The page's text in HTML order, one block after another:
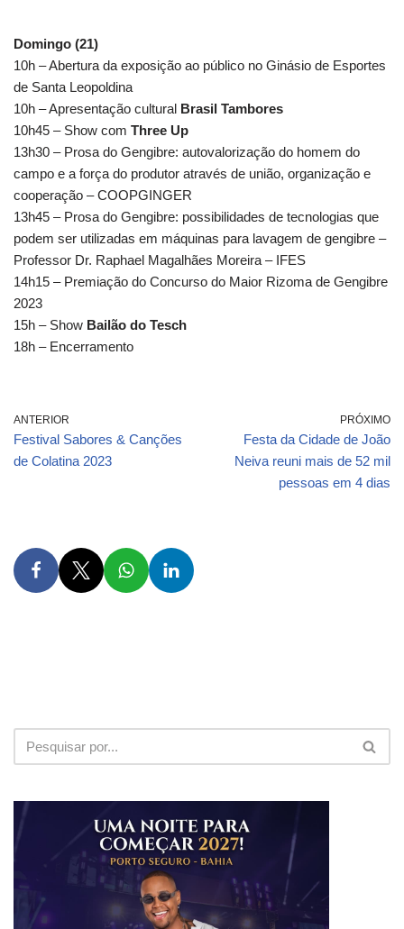
Domingo (21)
10h – Abertura da exposição ao público no Ginásio de Esportes
de Santa Leopoldina
10h – Apresentação cultural Brasil Tambores
10h45 – Show com Three Up
13h30 – Prosa do Gengibre: autovalorização do homem do
campo e a força do produtor através de união, organização e
cooperação – COOPGINGER
13h45 – Prosa do Gengibre: possibilidades de tecnologias que
podem ser utilizadas em máquinas para lavagem de gengibre –
Professor Dr. Raphael Magalhães Moreira – IFES
14h15 – Premiação do Concurso do Maior Rizoma de Gengibre
2023
15h – Show Bailão do Tesch
18h – Encerramento
ANTERIOR
Festival Sabores & Canções
de Colatina 2023
PRÓXIMO
Festa da Cidade de João
Neiva reuni mais de 52 mil
pessoas em 4 dias